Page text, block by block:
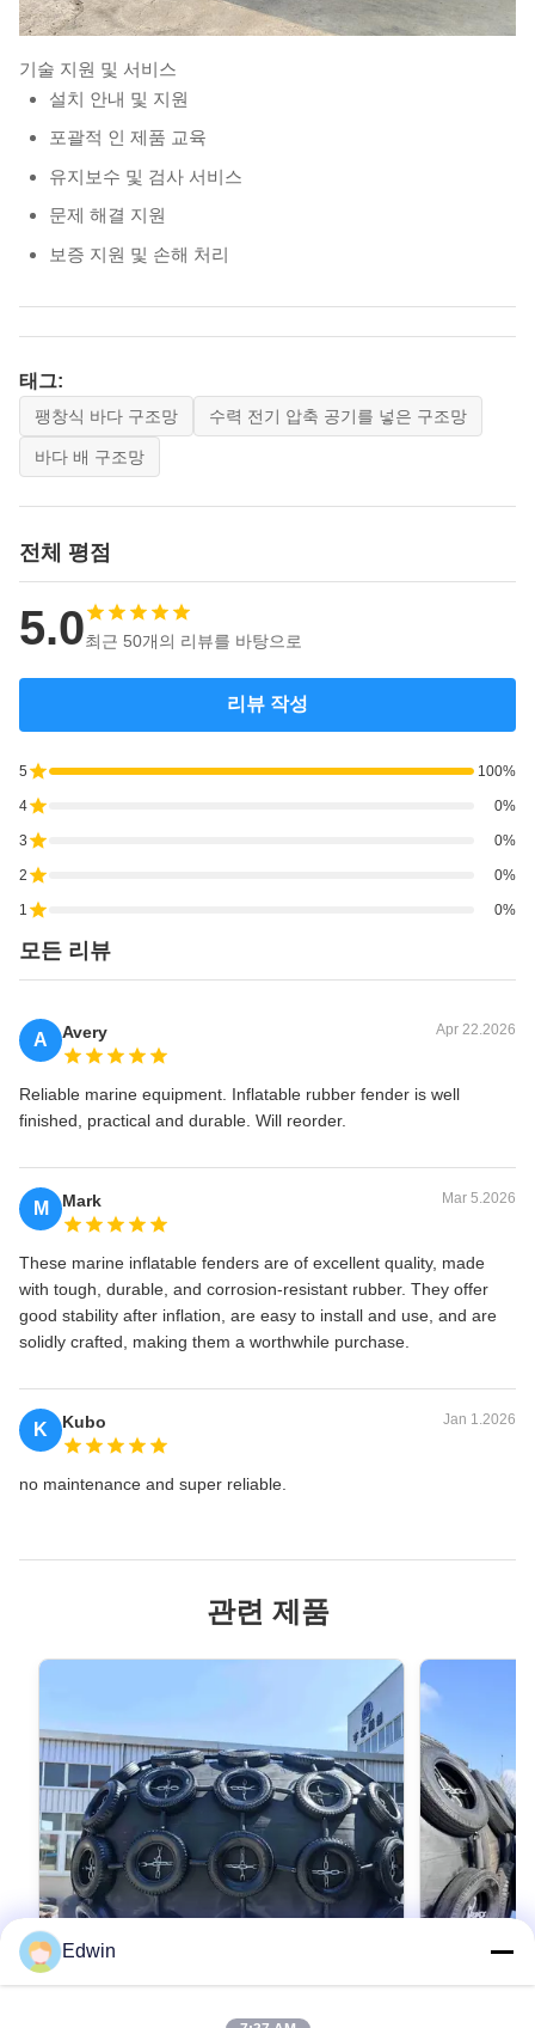
기술 지원 및 서비스
설치 안내 및 지원
포괄적 인 제품 교육
유지보수 및 검사 서비스
문제 해결 지원
보증 지원 및 손해 처리
태그:
팽창식 바다 구조망 수력 전기 압축 공기를 넣은 구조망
바다 배 구조망
전체 평점
5.0최근 50개의 리뷰를 바탕으로
리뷰 작성
5 100%
4 0%
3 0%
2 0%
1 0%
모든 리뷰
A Avery Apr 22.2026
Reliable marine equipment. Inflatable rubber fender is well
finished, practical and durable. Will reorder.
M Mark Mar 5.2026
These marine inflatable fenders are of excellent quality, made
with tough, durable, and corrosion-resistant rubber. They offer
good stability after inflation, are easy to install and use, and are
solidly crafted, making them a worthwhile purchase.
K Kubo Jan 1.2026
no maintenance and super reliable.
관련 제품
Edwin